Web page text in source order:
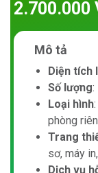
2.700.000
Mô tả
Diện tích
Số lượng:
Loại hình
phòng
Trang
sơ, máy
Dịch vụ